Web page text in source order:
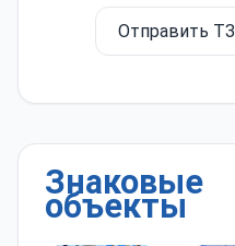
Отправить ТЗ
Знаковые
объекты